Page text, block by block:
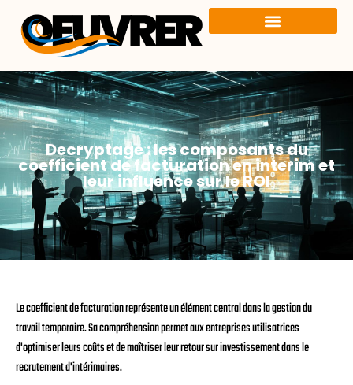
Decryptage : les composants du
coefficient de facturation en interim et
leur influence sur le ROI
Le coefficient de facturation représente un élément central dans la gestion du
travail temporaire. Sa compréhension permet aux entreprises utilisatrices
d'optimiser leurs coûts et de maîtriser leur retour sur investissement dans le
recrutement d'intérimaires.